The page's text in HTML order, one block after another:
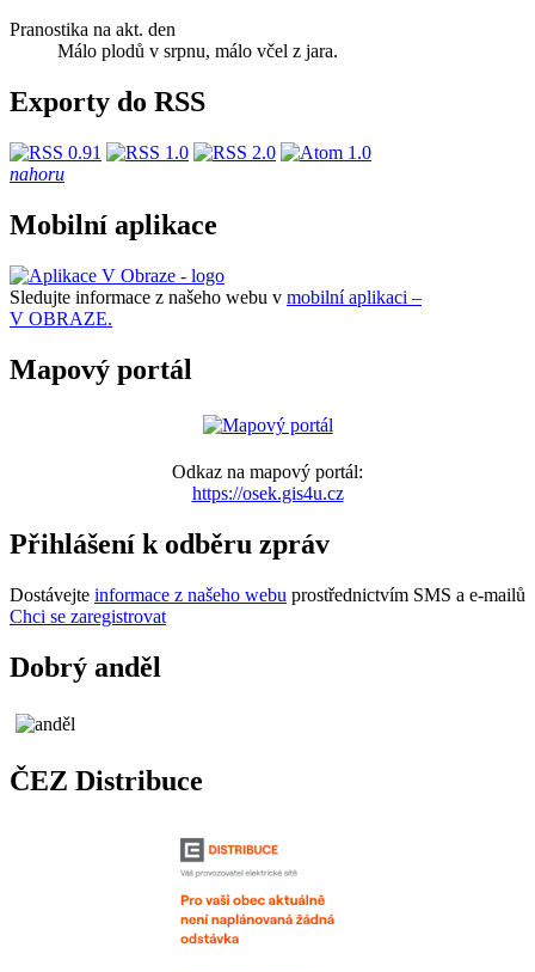
Pranostika na akt. den
Málo plodů v srpnu, málo včel z jara.
Exporty do RSS
nahoru
Mobilní aplikace
Sledujte informace z našeho webu v mobilní aplikaci –
V OBRAZE.
Mapový portál
Odkaz na mapový portál:
https://osek.gis4u.cz
Přihlášení k odběru zpráv
Dostávejte informace z našeho webu prostřednictvím SMS a e-mailů
Chci se zaregistrovat
Dobrý anděl
ČEZ Distribuce